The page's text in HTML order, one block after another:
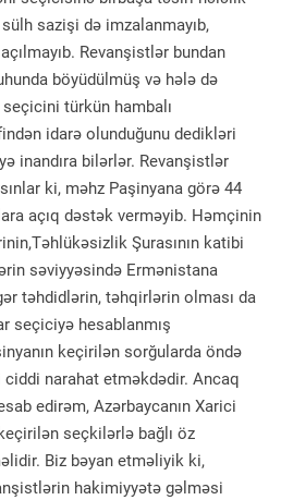
sazişi də imzalanmayıb,
Revanşistlər bundan
böyüdülmüş və hələ də
seçicini türkün hambalı
idarə olunduğunu dedikləri
inandıra bilərlər. Revanşistlər
ki, məhz Paşinyana görə 44
açıq dəstək verməyib. Həmçinin
Şurasının katibi
səviyyəsində Ermənistana
təhdidlərin, təhqirlərin olması da
seçiciyə hesablanmış
keçirilən sorğularda öndə
narahat etməkdədir. Ancaq
edirəm, Azərbaycanın Xarici
seçkilərlə bağlı öz
Biz bəyan etməliyik ki,
hakimiyyətə gəlməsi